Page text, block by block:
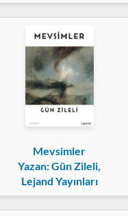
Mevsimler
Yazan: Gün Zileli,
Lejand Yayınları